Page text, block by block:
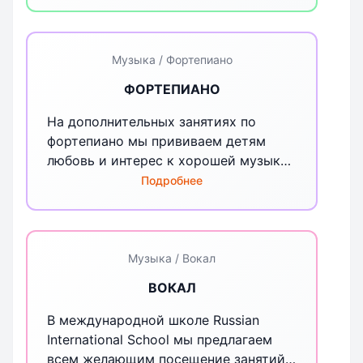
дальнейшем ребенок сможет даже
Музыка / Фортепиано
ФОРТЕПИАНО
На дополнительных занятиях по
фортепиано мы прививаем детям
любовь и интерес к хорошей музыке,
воспитываем вкус, тренируем слух и
проводятся занятия на фортепиано
профессионального учителя музыки.
Подробнее
Музыка / Вокал
ВОКАЛ
В международной школе Russian
International School мы предлагаем
всем желающим посещение занятий